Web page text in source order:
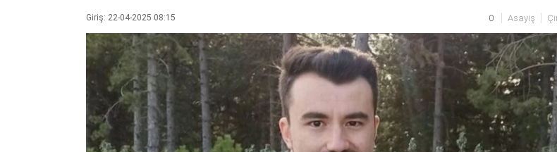
Giriş: 22-04-2025 08:15 0 Asayiş